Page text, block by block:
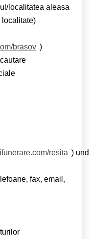
localitatea aleasa
localitate)
brasov )
resita )
fax, email,